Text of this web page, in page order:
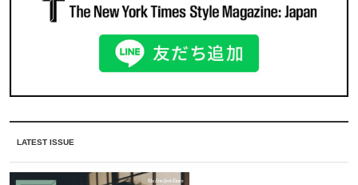
LATEST ISSUE